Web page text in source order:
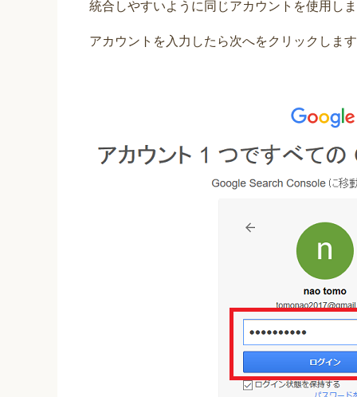
統合しやすいように同じアカウントを使用し
アカウントを入力したら次へをクリックしま